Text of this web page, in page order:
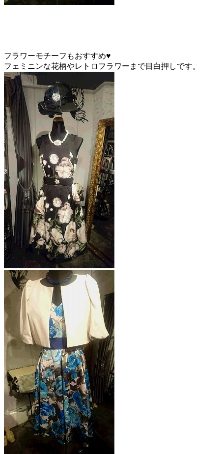
フラワーモチーフもおすすめ♥
フェミニンな花柄やレトロフラワーまで目白押しです。